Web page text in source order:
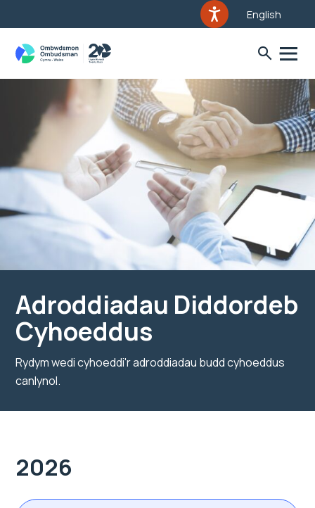
English
Adroddiadau Diddordeb
Cyhoeddus
Rydym wedi cyhoeddi'r adroddiadau budd cyhoeddus
canlynol.
2026